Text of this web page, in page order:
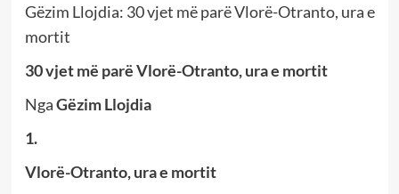
Gëzim Llojdia: 30 vjet më parë Vlorë-Otranto, ura e
mortit
30 vjet më parë Vlorë-Otranto, ura e mortit
NgaGëzim Llojdia
1.
Vlorë-Otranto, ura e mortit